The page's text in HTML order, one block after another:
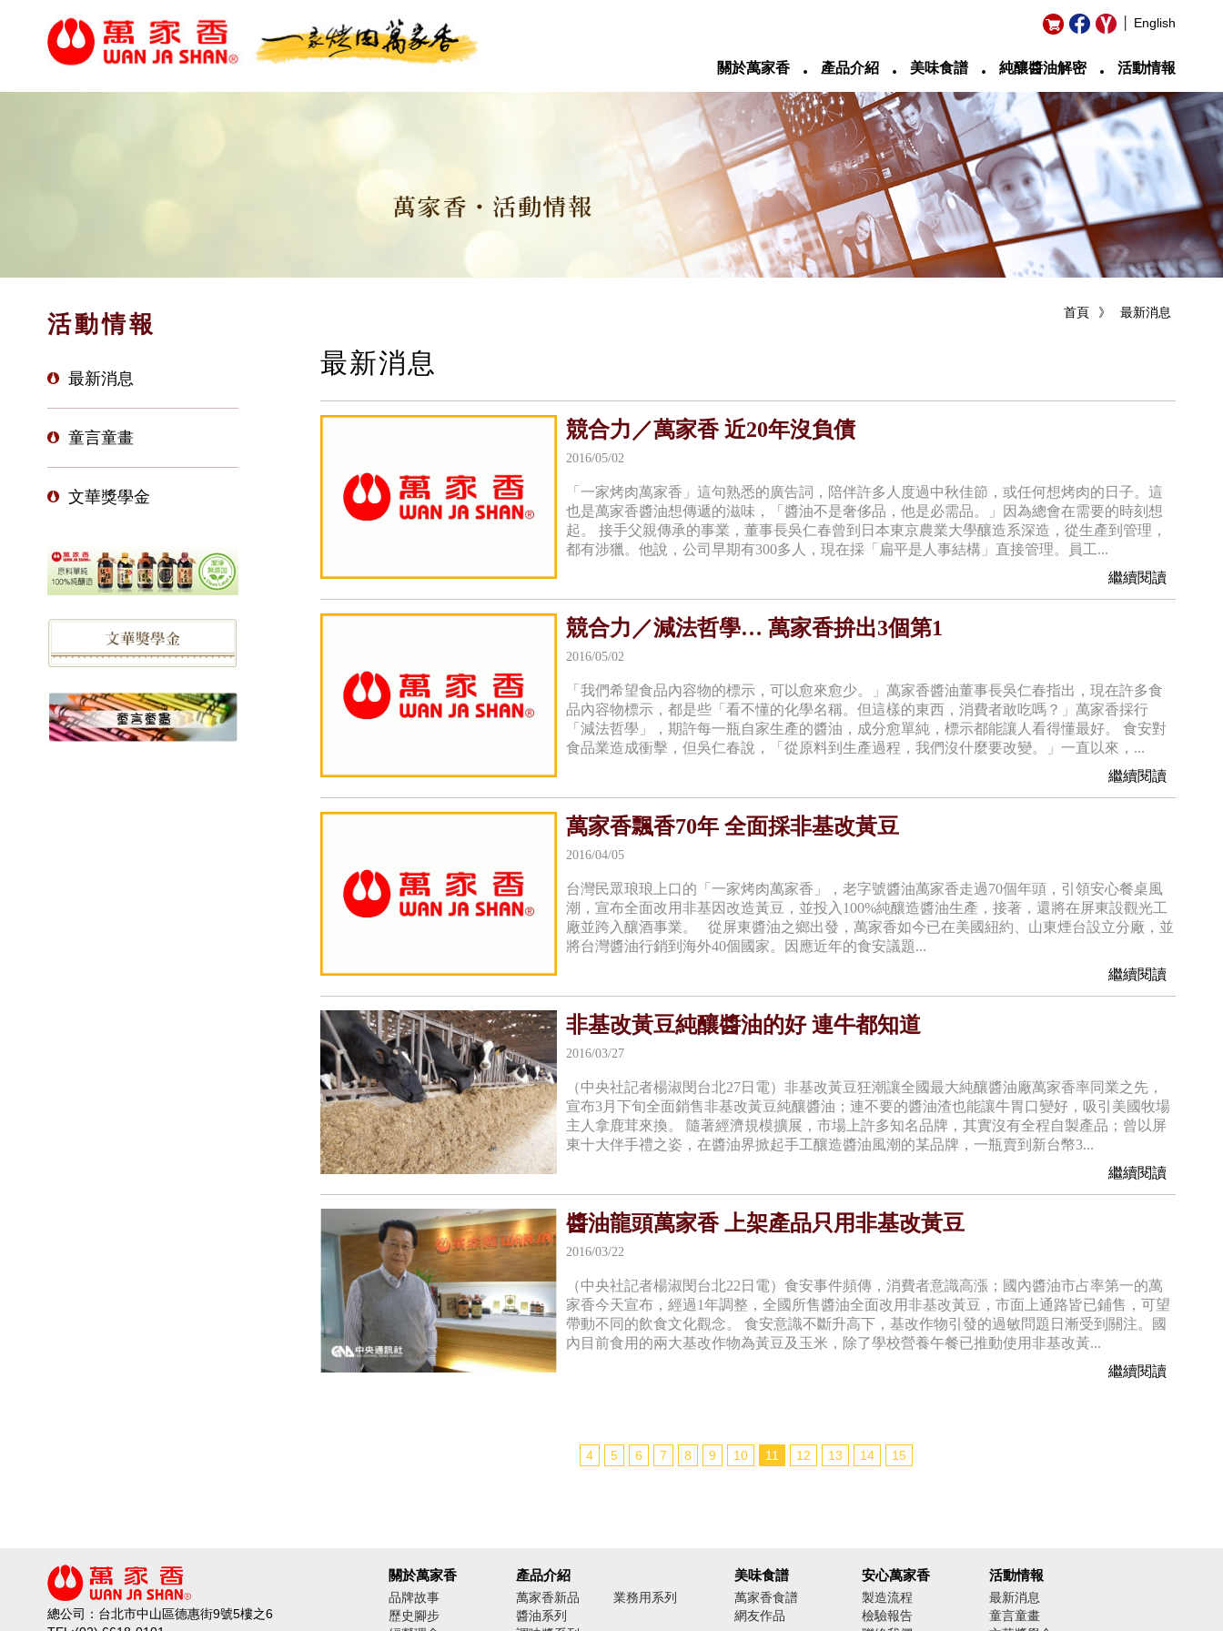
│ English
關於萬家香 ‧ 產品介紹 ‧ 美味食譜 ‧ 純釀醬油解密 ‧ 活動情報
最新消息
》
首頁
活動情報
最新消息
童言童畫
文華獎學金
最新消息
競合力／萬家香 近20年沒負債
2016/05/02
「一家烤肉萬家香」這句熟悉的廣告詞，陪伴許多人度過中秋佳節，或任何想烤肉的日子。這
也是萬家香醬油想傳遞的滋味，「醬油不是奢侈品，他是必需品。」因為總會在需要的時刻想
起。 接手父親傳承的事業，董事長吳仁春曾到日本東京農業大學釀造系深造，從生產到管理，
都有涉獵。他說，公司早期有300多人，現在採「扁平是人事結構」直接管理。員工...
繼續閱讀
競合力／減法哲學… 萬家香拚出3個第1
2016/05/02
「我們希望食品內容物的標示，可以愈來愈少。」萬家香醬油董事長吳仁春指出，現在許多食
品內容物標示，都是些「看不懂的化學名稱。但這樣的東西，消費者敢吃嗎？」萬家香採行
「減法哲學」，期許每一瓶自家生產的醬油，成分愈單純，標示都能讓人看得懂最好。 食安對
食品業造成衝擊，但吳仁春說，「從原料到生產過程，我們沒什麼要改變。」一直以來，...
繼續閱讀
萬家香飄香70年 全面採非基改黃豆
2016/04/05
台灣民眾琅琅上口的「一家烤肉萬家香」，老字號醬油萬家香走過70個年頭，引領安心餐桌風
潮，宣布全面改用非基因改造黃豆，並投入100%純釀造醬油生產，接著，還將在屏東設觀光工
廠並跨入釀酒事業。 從屏東醬油之鄉出發，萬家香如今已在美國紐約、山東煙台設立分廠，並
將台灣醬油行銷到海外40個國家。因應近年的食安議題...
繼續閱讀
非基改黃豆純釀醬油的好 連牛都知道
2016/03/27
（中央社記者楊淑閔台北27日電）非基改黃豆狂潮讓全國最大純釀醬油廠萬家香率同業之先，
宣布3月下旬全面銷售非基改黃豆純釀醬油；連不要的醬油渣也能讓牛胃口變好，吸引美國牧場
主人拿鹿茸來換。 隨著經濟規模擴展，市場上許多知名品牌，其實沒有全程自製產品；曾以屏
東十大伴手禮之姿，在醬油界掀起手工釀造醬油風潮的某品牌，一瓶賣到新台幣3...
繼續閱讀
醬油龍頭萬家香 上架產品只用非基改黃豆
2016/03/22
（中央社記者楊淑閔台北22日電）食安事件頻傳，消費者意識高漲；國內醬油市占率第一的萬
家香今天宣布，經過1年調整，全國所售醬油全面改用非基改黃豆，市面上通路皆已鋪售，可望
帶動不同的飲食文化觀念。 食安意識不斷升高下，基改作物引發的過敏問題日漸受到關注。國
內目前食用的兩大基改作物為黃豆及玉米，除了學校營養午餐已推動使用非基改黃...
繼續閱讀
4 5 6 7 8 9 10 11 12 13 14 15
關於萬家香
品牌故事
歷史腳步
產品介紹
萬家香新品
醬油系列
業務用系列
美味食譜
萬家香食譜
網友作品
安心萬家香
製造流程
檢驗報告
活動情報
最新消息
童言童畫
總公司：台北市中山區德惠街9號5樓之6